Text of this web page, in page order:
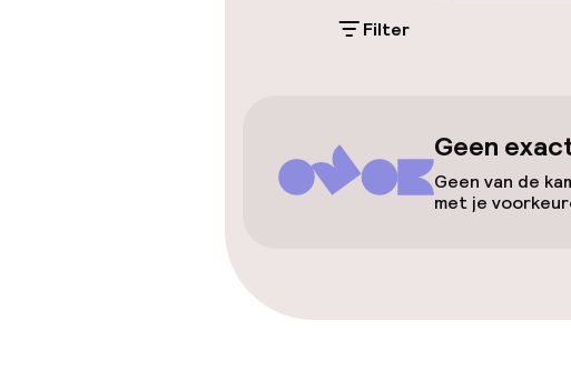
Filter
Geen
Geen van de
met je